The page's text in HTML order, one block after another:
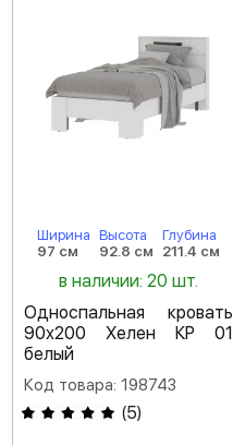
Ширина
97 см
Высота
92.8 см
Глубина
211.4 см
в наличии: 20 шт.
Односпальная кровать
90х200 Хелен КР 01
белый
Код товара: 198743
(5)